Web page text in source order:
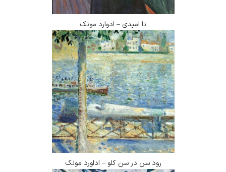
نا امیدی – ادوارد مونک
رود سن در سن کلو – اداورد مونک